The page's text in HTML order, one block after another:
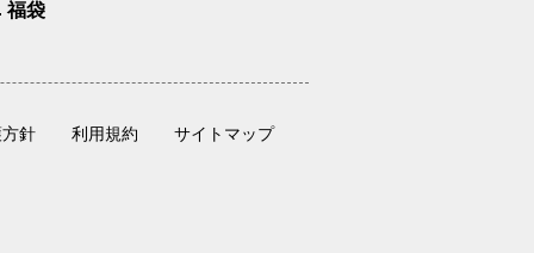
福袋
針 利用規約 サイトマップ